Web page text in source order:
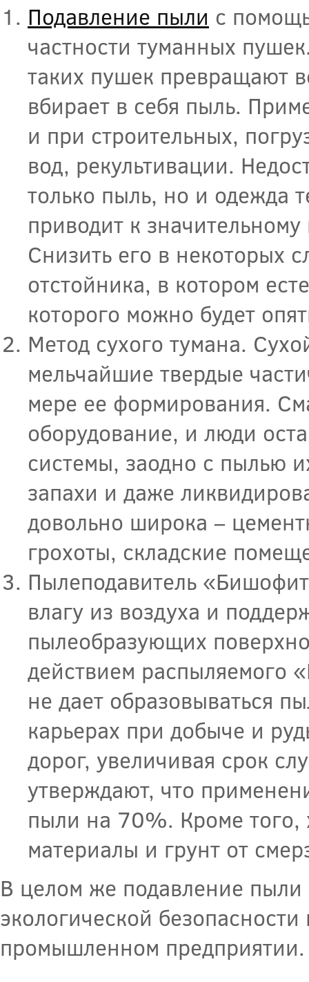
Подавление пыли с
частности туманных
таких пушек превращают
вбирает в себя пыль.
и при строительных,
вод, рекультивации.
только пыль, но и одежда
приводит к
Снизить его в некоторых
отстойника, в котором
которого можно будет
Метод сухого тумана.
мельчайшие твердые
мере ее формирования.
оборудование, и люди
системы, заодно с пылью
запахи и даже
довольно широка –
грохоты, складские
Пылеподавитель
влагу из воздуха и
пылеобразующих
действием распыляемого
не дает образовываться
карьерах при добыче и
дорог, увеличивая срок
утверждают, что
пыли на 70%. Кроме того,
материалы и грунт от
В целом же подавление
экологической
промышленном предприятии.